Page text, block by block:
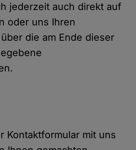
jederzeit auch direkt auf
oder uns Ihren
die am Ende dieser
Kontaktformular mit uns